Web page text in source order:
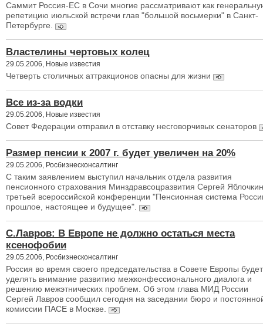
Саммит Россия-ЕС в Сочи многие рассматривают как
репетицию июльской встречи глав "большой восьмерки" в Санкт-
Петербурге.
Властелины чертовых колец
29.05.2006, Новые известия
Четверть столичных аттракционов опасны для жизни
Все из-за водки
29.05.2006, Новые известия
Совет Федерации отправил в отставку несговорчивых сенаторов
Размер пенсии к 2007 г. будет увеличен на 20%
29.05.2006, Росбизнесконсалтинг
C таким заявлением выступил начальник отдела развития
пенсионного страхования Минздравсоцразвития Сергей
третьей всероссийской конференции "Пенсионная система
прошлое, настоящее и будущее".
С.Лавров: В Европе не должно остаться места
ксенофобии
29.05.2006, Росбизнесконсалтинг
Россия во время своего председательства в Совете Европы будет
уделять внимание развитию межконфессионального диалога и
решению межэтнических проблем. Об этом глава МИД России
Сергей Лавров сообщил сегодня на заседании бюро и
комиссии ПАСЕ в Москве.